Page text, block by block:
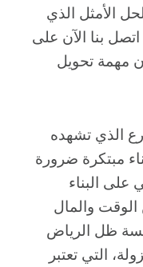
الأمثل الذي
بنا الآن على
مهمة تحويل
الذي تشهده
مبتكرة ضرورة
على البناء
الوقت والمال
ظل الرياض
التي تعتبر